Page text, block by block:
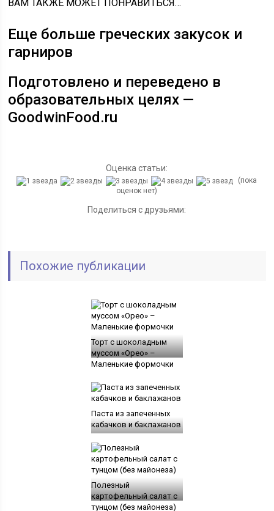
ВАМ ТАКЖЕ МОЖЕТ ПОНРАВИТЬСЯ…
Еще больше греческих закусок и
гарниров
Подготовлено и переведено в
образовательных целях —
GoodwinFood.ru
Оценка статьи:
(пока
оценок нет)
Поделиться с друзьями:
Похожие публикации
Торт с шоколадным
муссом «Орео» –
Маленькие формочки
Паста из запеченных
кабачков и баклажанов
Полезный
картофельный салат с
тунцом (без майонеза)